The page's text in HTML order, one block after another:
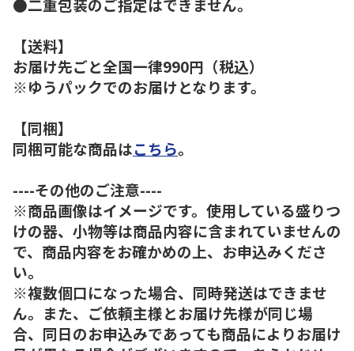
【送料】
お届け先ごと全国一律990円（税込）
※ゆうパックでのお届けとなります。
【同梱】
同梱可能な商品はこちら。
----その他のご注意----
※商品画像はイメージです。使用している盛りつ
けの器、小物等は商品内容に含まれていませんの
で、商品内容をお確かめの上、お申込みくださ
い。
※複数個口になった場合、同時発送はできませ
ん。また、ご依頼主様とお届け先様が同じ場
合、同日のお申込みであっても商品によりお届け